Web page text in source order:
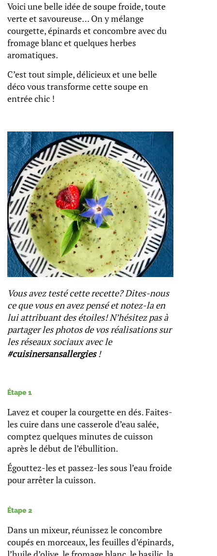
Voici une belle idée de soupe froide, toute
verte et savoureuse… On y mélange
courgette, épinards et concombre avec du
fromage blanc et quelques herbes
aromatiques.
C’est tout simple, délicieux et une belle
déco vous transforme cette soupe en
entrée chic !
Vous avez testé cette recette? Dites-nous
ce que vous en avez pensé et notez-la en
lui attribuant des étoiles! N’hésitez pas à
partager les photos de vos réalisations sur
les réseaux sociaux avec le
#cuisinersansallergies!
Étape 1
Lavez et couper la courgette en dés. Faites-
les cuire dans une casserole d’eau salée,
comptez quelques minutes de cuisson
après le début de l’ébullition.
Égouttez-les et passez-les sous l’eau froide
pour arrêter la cuisson.
Étape 2
Dans un mixeur, réunissez le concombre
coupés en morceaux, les feuilles d’épinards,